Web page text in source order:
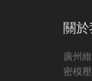
關
廣州
密模